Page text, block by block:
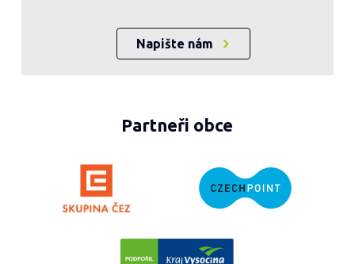
Napište nám
Partneři obce